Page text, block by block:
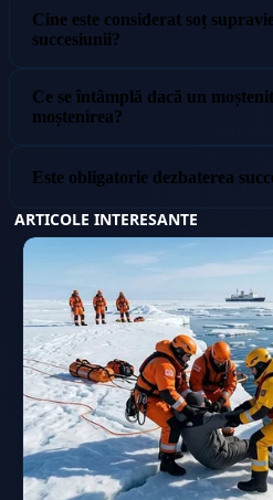
Cine este considerat soț
succesiunii?
Ce se întâmplă dacă un
moștenirea?
Este obligatorie dezbaterea